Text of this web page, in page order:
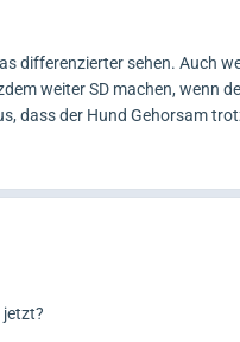
differenzierter sehen. Auch
weiter SD machen, wenn
dass der Hund Gehorsam
jetzt?